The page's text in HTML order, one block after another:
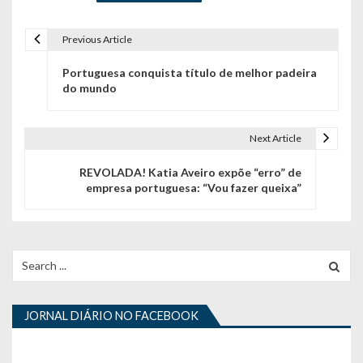
ã
o
d
Previous Article
Portuguesa conquista título de melhor padeira
do mundo
Next Article
REVOLADA! Katia Aveiro expõe “erro” de
empresa portuguesa: “Vou fazer queixa”
for:
JORNAL DIÁRIO NO FACEBOOK